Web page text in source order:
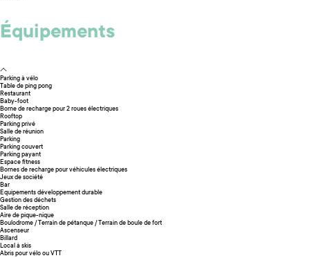
Équipements
Parking à vélo
Table de ping pong
Restaurant
Baby-foot
Borne de recharge pour 2 roues électriques
Rooftop
Parking privé
Salle de réunion
Parking
Parking couvert
Parking payant
Espace fitness
Bornes de recharge pour véhicules électriques
Jeux de société
Bar
Equipements développement durable
Gestion des déchets
Salle de réception
Aire de pique-nique
Boulodrome / Terrain de pétanque / Terrain de boule de fort
Ascenseur
Billard
Local à skis
Abris pour vélo ou VTT